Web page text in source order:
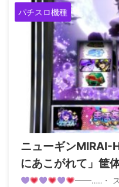
パチスロ機種
ニューギンMIRAI-
にあこがれて」筐
━━…‥・ ス